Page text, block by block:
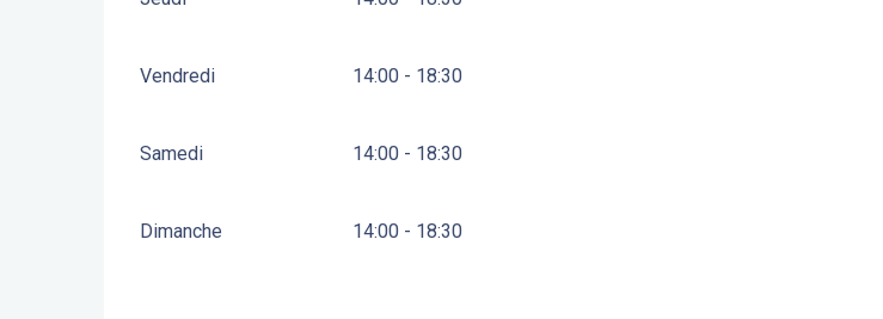
Vendredi 14:00 - 18:30
Samedi 14:00 - 18:30
Dimanche 14:00 - 18:30